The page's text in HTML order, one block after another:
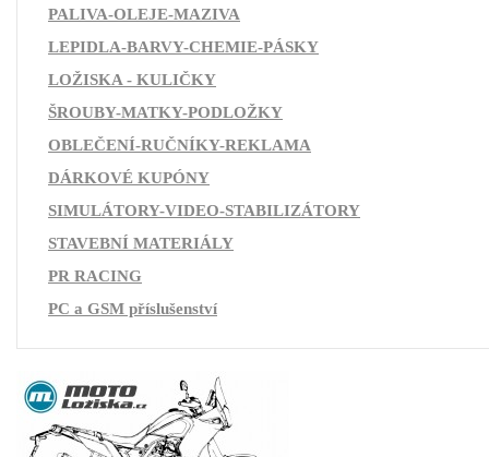
PALIVA-OLEJE-MAZIVA
LEPIDLA-BARVY-CHEMIE-PÁSKY
LOŽISKA - KULIČKY
ŠROUBY-MATKY-PODLOŽKY
OBLEČENÍ-RUČNÍKY-REKLAMA
DÁRKOVÉ KUPÓNY
SIMULÁTORY-VIDEO-STABILIZÁTORY
STAVEBNÍ MATERIÁLY
PR RACING
PC a GSM příslušenství